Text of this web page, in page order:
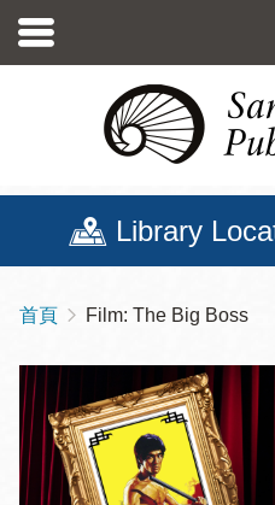
至
Library
導
航
連
結
首頁 Film: The Big Boss